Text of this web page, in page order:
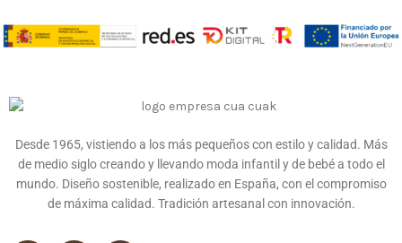
Desde 1965, vistiendo a los más pequeños con estilo y calidad. Más
de medio siglo creando y llevando moda infantil y de bebé a todo el
mundo. Diseño sostenible, realizado en España, con el compromiso
de máxima calidad. Tradición artesanal con innovación.